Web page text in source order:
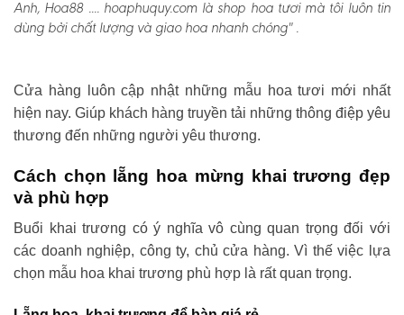
Anh, Hoa88 .... hoaphuquy.com là shop hoa tươi mà tôi luôn tin
dùng bởi chất lượng và giao hoa nhanh chóng" .
Cửa hàng luôn cập nhật những mẫu hoa tươi mới nhất
hiện nay. Giúp khách hàng truyền tải những thông điệp yêu
thương đến những người yêu thương.
Cách chọn lẵng hoa mừng khai trương đẹp
và phù hợp
Buổi khai trương có ý nghĩa vô cùng quan trọng đối với
các doanh nghiệp, công ty, chủ cửa hàng. Vì thế việc lựa
chọn mẫu hoa khai trương phù hợp là rất quan trọng.